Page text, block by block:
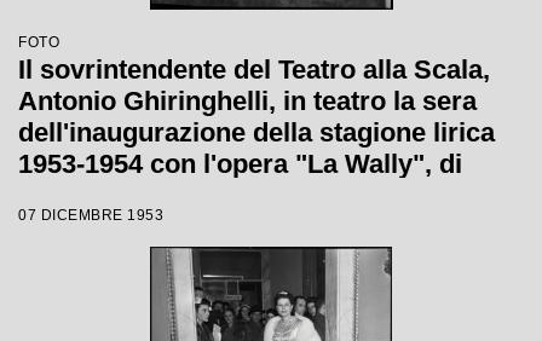
FOTO
Il sovrintendente del Teatro alla Scala,
Antonio Ghiringhelli, in teatro la sera
dell'inaugurazione della stagione lirica
1953-1954 con l'opera "La Wally", di
Giulini, con la regia di Tatiana Pavlova;
alle sue spalle la locandina dell'opera.
07 DICEMBRE 1953